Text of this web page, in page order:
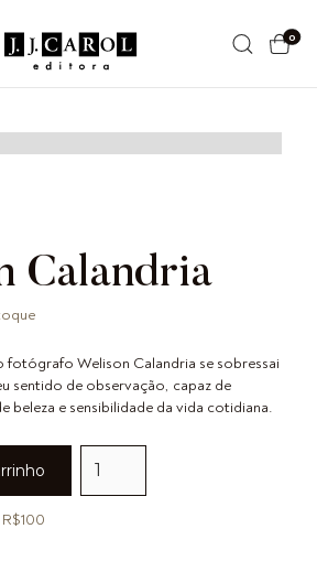
0
Calandria
Welison Calandria se sobressai
sentido de observação, capaz de
beleza e sensibilidade da vida cotidiana.